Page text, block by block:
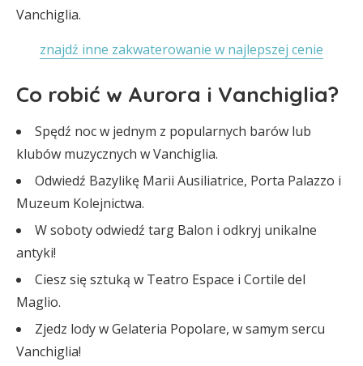
Vanchiglia.
znajdź inne zakwaterowanie w najlepszej cenie
Co robić w Aurora i Vanchiglia?
Spędź noc w jednym z popularnych barów lub
klubów muzycznych w Vanchiglia.
Odwiedź Bazylikę Marii Ausiliatrice, Porta Palazzo i
Muzeum Kolejnictwa.
W soboty odwiedź targ Balon i odkryj unikalne
antyki!
Ciesz się sztuką w Teatro Espace i Cortile del
Maglio.
Zjedz lody w Gelateria Popolare, w samym sercu
Vanchiglia!